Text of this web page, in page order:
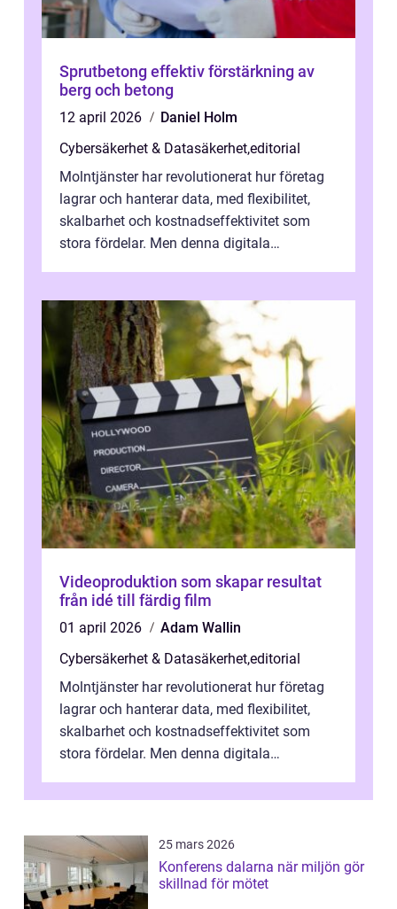
Sprutbetong effektiv förstärkning av
berg och betong
12 april 2026
Daniel Holm
Cybersäkerhet & Datasäkerhet,editorial
Molntjänster har revolutionerat hur företag
lagrar och hanterar data, med flexibilitet,
skalbarhet och kostnadseffektivitet som
stora fördelar. Men denna digitala
Videoproduktion som skapar resultat
från idé till färdig film
01 april 2026
Adam Wallin
Cybersäkerhet & Datasäkerhet,editorial
Molntjänster har revolutionerat hur företag
lagrar och hanterar data, med flexibilitet,
skalbarhet och kostnadseffektivitet som
stora fördelar. Men denna digitala
25 mars 2026
Konferens dalarna när miljön gör
skillnad för mötet